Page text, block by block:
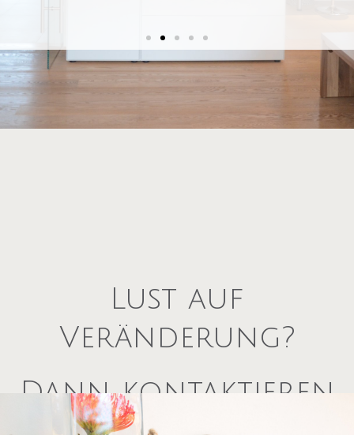
sicher sein, dass die Immobilie den eigenen
Lust auf
Veränderung?
Dann kontaktieren